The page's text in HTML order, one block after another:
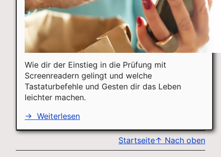
Wie dir der Einstieg in die Prüfung mit
Screenreadern gelingt und welche
Tastaturbefehle und Gesten dir das Leben
leichter machen.
→ Weiterlesen
Startseite↑ Nach oben